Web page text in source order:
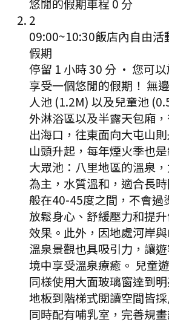
悠閒的假期車程 0 分
2
09:00~10:30飯店內自由活
假期
停留 1 小時 30 分 · 您可
享受一個悠閒的假期！ 無
人池 (1.2M) 以及兒童池
外淋浴區以及半露天包廂
出海口，往東面向大屯山
山頭升起，每年煙火季也
大眾池：八里地區的溫泉
為主，水質溫和，適合長
般在40-45度之間，不會過
放鬆身心、舒緩壓力和提
效果。此外，因地處河岸
溫泉景觀也具吸引力，讓
境中享受溫泉療癒。 兒童
同樣使用大面玻璃窗達到
地板到階梯式閱讀空間皆
同時配有哺乳室，完善規